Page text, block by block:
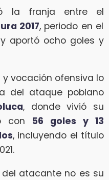
la franja entre el
2017, periodo en el
aportó ocho goles y
vocación ofensiva lo
del ataque poblano
, donde vivió su
con 56 goles y 13
, incluyendo el título
del atacante no es su